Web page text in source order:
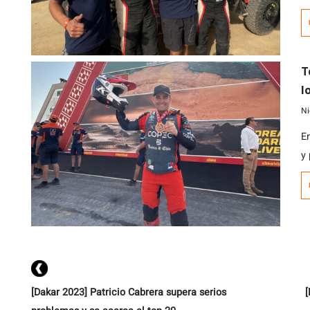
y
[Dakar 2023] Patricio Cabrera supera serios